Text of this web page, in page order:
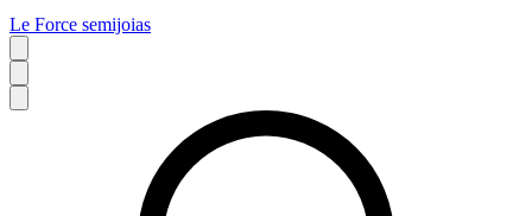
Le Force semijoias